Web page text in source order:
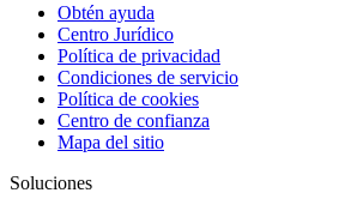
Obtén ayuda
Centro Jurídico
Política de privacidad
Condiciones de servicio
Política de cookies
Centro de confianza
Mapa del sitio
Soluciones